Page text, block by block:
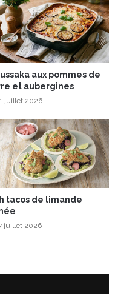
aux pommes de
et aubergines
juillet 2026
tacos de limande
juillet 2026